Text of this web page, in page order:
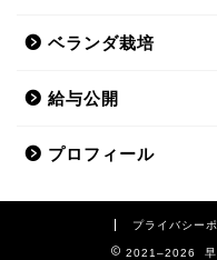
ベランダ栽培
給与公開
プロフィール
プライバシー
2021–2026 早